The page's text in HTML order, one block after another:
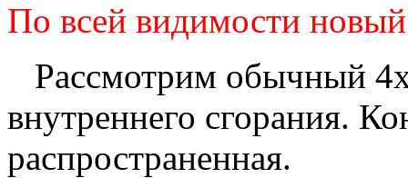
По всей видимости новый
Рассмотрим обычный 4х
внутреннего сгорания.
распространенная.